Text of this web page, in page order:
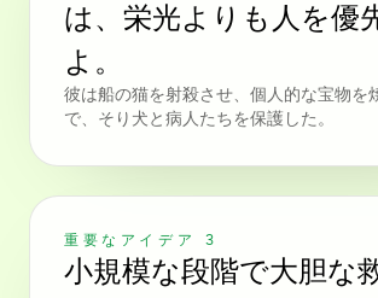
は、栄光よりも人を優
よ。
彼は船の猫を射殺させ、個人的な宝物を
で、そり犬と病人たちを保護した。
重要なアイデア 3
小規模な段階で大胆な